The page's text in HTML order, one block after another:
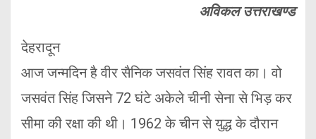
अविकल उत्तराखण्ड
देहरादून
आज जन्मदिन है वीर सैनिक जसवंत सिंह रावत का। वो
जसवंत सिंह जिसने 72 घंटे अकेले चीनी सेना से भिड़ कर
सीमा की रक्षा की थी। 1962 के चीन से युद्ध के दौरान